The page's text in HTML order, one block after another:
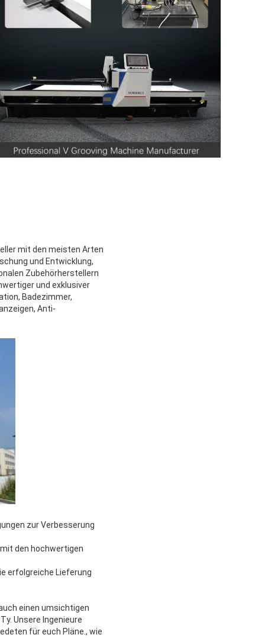
mit den meisten Arten
und Entwicklung,
Zubehörherstellern
und exklusiver
Badezimmer,
Anti-
zur Verbesserung
den hochwertigen
erfolgreiche Lieferung
einen umsichtigen
Unsere Ingenieure
für euch Pläne., wie